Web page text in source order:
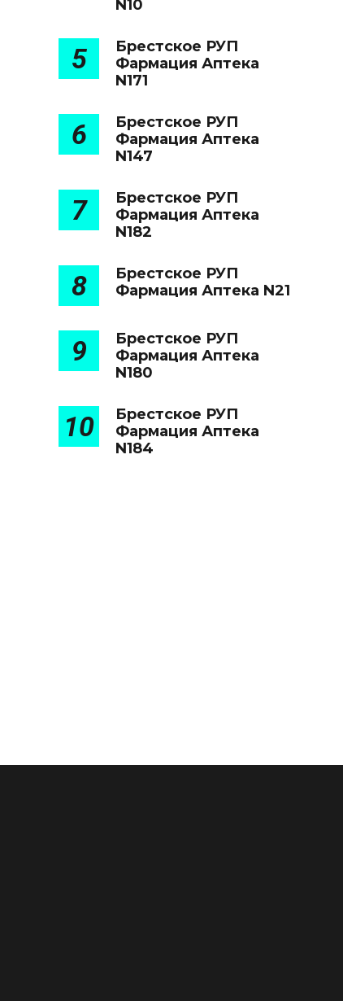
N10
5
Брестское РУП
Фармация Аптека
N171
6
Брестское РУП
Фармация Аптека
N147
7
Брестское РУП
Фармация Аптека
N182
8
Брестское РУП
Фармация Аптека N21
9
Брестское РУП
Фармация Аптека
N180
10
Брестское РУП
Фармация Аптека
N184